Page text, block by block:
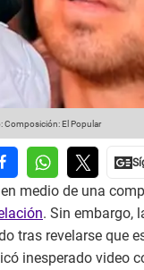
Composición: El Popular
medio de una
. Sin embargo,
tras revelarse que
inesperado video